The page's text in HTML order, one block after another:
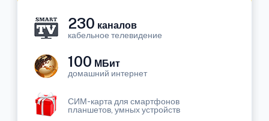
230 каналов
кабельное телевидение
100 МБит
домашний интернет
СИМ-карта для смартфонов
планшетов, умных устройств